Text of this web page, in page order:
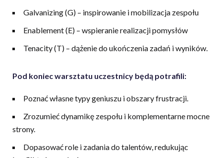
Galvanizing (G) – inspirowanie i mobilizacja zespołu
Enablement (E) – wspieranie realizacji pomysłów
Tenacity (T) – dążenie do ukończenia zadań i wyników.
Pod koniec warsztatu uczestnicy będą potrafili:
Poznać własne typy geniuszu i obszary frustracji.
Zrozumieć dynamikę zespołu i komplementarne mocne
strony.
Dopasować role i zadania do talentów, redukując